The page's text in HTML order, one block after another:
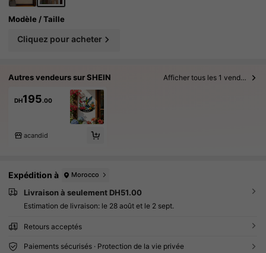
Modèle / Taille
Cliquez pour acheter
Autres vendeurs sur SHEIN Afficher tous les 1 vendeurs
DH195.00
acandid
Expédition à Morocco
Livraison à seulement DH51.00
Estimation de livraison: le 28 août et le 2 sept.
Retours acceptés
Paiements sécurisés · Protection de la vie privée